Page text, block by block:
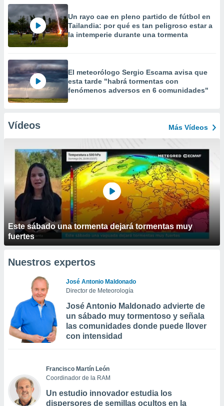
Un rayo cae en pleno partido de fútbol en
Tailandia: por qué es tan peligroso estar a
la intemperie durante una tormenta
El meteorólogo Sergio Escama avisa que
esta tarde "habrá tormentas con
fenómenos adversos en 6 comunidades"
Vídeos Más Vídeos
Este sábado una tormenta dejará tormentas muy
fuertes
Nuestros expertos
José Antonio Maldonado
Director de Meteorología
José Antonio Maldonado advierte de
un sábado muy tormentoso y señala
las comunidades donde puede llover
con intensidad
Francisco Martín León
Coordinador de la RAM
Un estudio innovador estudia los
dispersores de semillas ocultos en la